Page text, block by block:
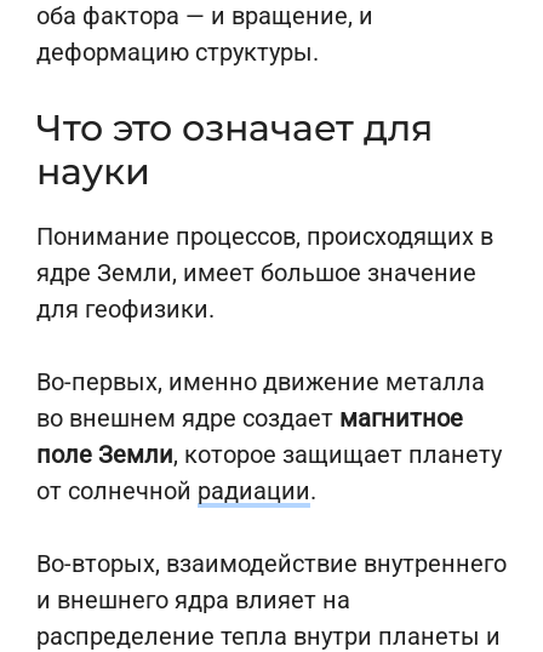
оба фактора — и вращение, и
деформацию структуры.
Что это означает для
науки
Понимание процессов, происходящих в
ядре Земли, имеет большое значение
для геофизики.
Во-первых, именно движение металла
во внешнем ядре создает магнитное
поле Земли, которое защищает планету
от солнечной радиации.
Во-вторых, взаимодействие внутреннего
и внешнего ядра влияет на
распределение тепла внутри планеты и